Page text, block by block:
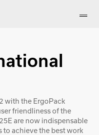
with the ErgoPack
friendliness of the
are now indispensable
to achieve the best work